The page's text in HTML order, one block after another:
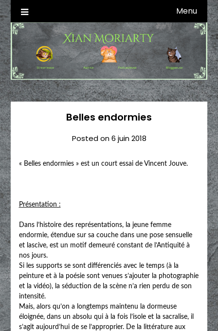
Skip
to
content
Xian Moriarty
Autrice SFFF & Blogueuse & Streameuse Menu
Belles endormies
Posted on6 juin 2018
« Belles endormies » est un court essai de Vincent Jouve.
Présentation :
Dans l’histoire des représentations, la jeune femme
endormie, étendue sur sa couche dans une pose sensuelle
et lascive, est un motif demeuré constant de l’Antiquité à
nos jours.
Si les supports se sont différenciés avec le temps (à la
peinture et à la poésie sont venues s’ajouter la photographie
et la vidéo), la séduction de la scène n’a rien perdu de son
intensité.
Mais, alors qu’on a longtemps maintenu la dormeuse
éloignée, dans un absolu qui à la fois l’isole et la sacralise, il
s’agit aujourd’hui de se l’approprier. De la littérature aux